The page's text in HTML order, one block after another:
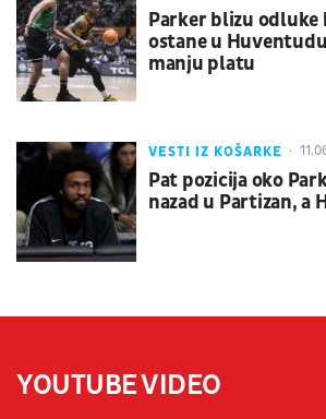
Parker blizu odluke
ostane u
manju platu
VESTI IZ KOŠARKE
Pat pozicija oko
nazad u Partizan, a
YOUTUBE VIDEO